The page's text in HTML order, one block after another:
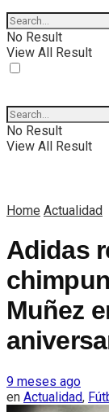
No Result
View All Result
No Result
View All Result
Home Actualidad
Adidas
Muñez
9 meses ago
en Actualidad,